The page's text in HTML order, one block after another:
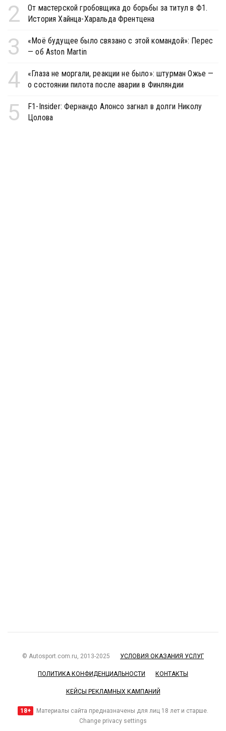
2
От мастерской гробовщика до борьбы за титул в Ф1.
История Хайнца-Харальда Френтцена
3
«Моё будущее было связано с этой командой»: Перес
— об Aston Martin
4
«Глаза не моргали, реакции не было»: штурман Ожье —
о состоянии пилота после аварии в Финляндии
5
F1-Insider: Фернандо Алонсо загнал в долги Николу
Цолова
© Autosport.com.ru, 2013-2025 УСЛОВИЯ ОКАЗАНИЯ УСЛУГ
ПОЛИТИКА КОНФИДЕНЦИАЛЬНОСТИ КОНТАКТЫ
КЕЙСЫ РЕКЛАМНЫХ КАМПАНИЙ
18+
Материалы сайта предназначены для лиц 18 лет и старше.
Change privacy settings